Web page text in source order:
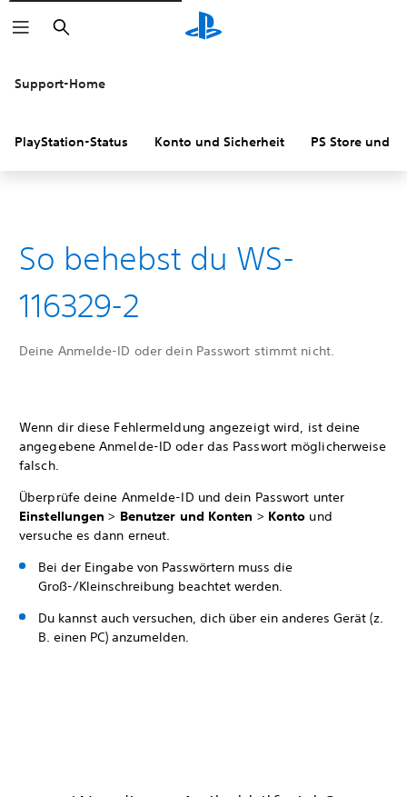
Suchen
Support-Home
PlayStation-Status Konto und Sicherheit PS Store und
So behebst du WS-
116329-2
Deine Anmelde-ID oder dein Passwort stimmt nicht.
Wenn dir diese Fehlermeldung angezeigt wird, ist deine
angegebene Anmelde-ID oder das Passwort möglicherweise
falsch.
Überprüfe deine Anmelde-ID und dein Passwort unter
Einstellungen > Benutzer und Konten > Konto und
versuche es dann erneut.
Bei der Eingabe von Passwörtern muss die
Groß-/Kleinschreibung beachtet werden.
Du kannst auch versuchen, dich über ein anderes Gerät (z.
B. einen PC) anzumelden.